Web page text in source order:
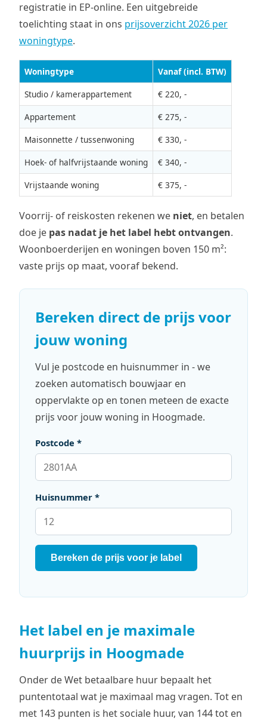
registratie in EP-online. Een uitgebreide
toelichting staat in ons prijsoverzicht 2026 per
woningtype.
Woningtype
Vanaf (incl. BTW)
Studio / kamerappartement
€ 220, -
Appartement
€ 275, -
Maisonnette / tussenwoning
€ 330, -
Hoek- of halfvrijstaande woning
€ 340, -
Vrijstaande woning
€ 375, -
Voorrij- of reiskosten rekenen we niet, en betalen
doe je pas nadat je het label hebt ontvangen.
Woonboerderijen en woningen boven 150 m²:
vaste prijs op maat, vooraf bekend.
Bereken direct de prijs voor
jouw woning
Vul je postcode en huisnummer in - we
zoeken automatisch bouwjaar en
oppervlakte op en tonen meteen de exacte
prijs voor jouw woning in Hoogmade.
Postcode *
Huisnummer *
Bereken de prijs voor je label
Het label en je maximale
huurprijs in Hoogmade
Onder de Wet betaalbare huur bepaalt het
puntentotaal wat je maximaal mag vragen. Tot en
met 143 punten is het sociale huur, van 144 tot en